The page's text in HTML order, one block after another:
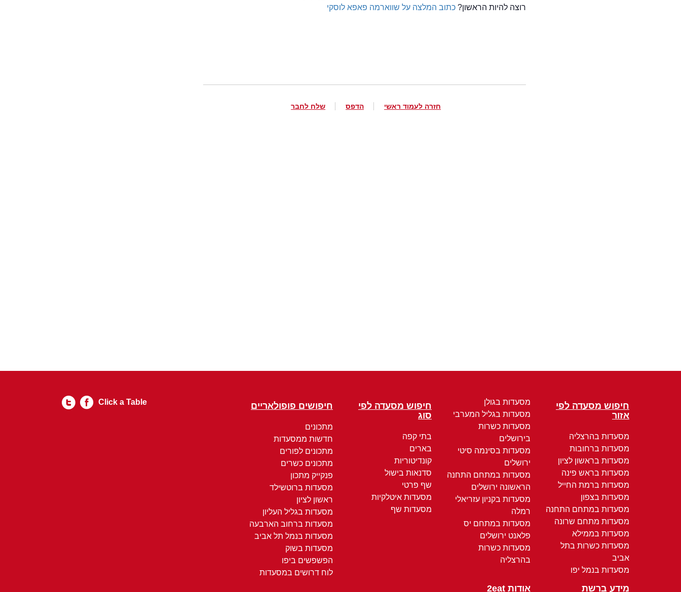
רוצה להיות הראשון?כתוב המלצה על שווארמה פאפא לוסקי
חזרה לעמוד ראשי הדפס שלח לחבר
חיפוש מסעדה לפי
אזור
מסעדות בהרצליה
מסעדות ברחובות
מסעדות בראשון לציון
מסעדות בראש פינה
מסעדות ברמת החייל
מסעדות בצפון
מסעדות במתחם התחנה
מסעדות מתחם שרונה
מסעדות בממילא
מסעדות כשרות בתל
אביב
מסעדות בנמל יפו
מסעדות בגולן
מסעדות בגליל המערבי
מסעדות כשרות
בירושלים
מסעדות בסינמה סיטי
ירושלים
מסעדות במתחם התחנה
הראשונה ירושלים
מסעדות בקניון עזריאלי
רמלה
מסעדות במתחם יס
פלאנט ירושלים
מסעדות כשרות
בהרצליה
חיפוש מסעדה לפי
סוג
בתי קפה
בארים
קונדיטוריות
סדנאות בישול
שף פרטי
מסעדות איטלקיות
מסעדות שף
חיפושים פופולאריים
מתכונים
חדשות ממסעדות
מתכונים לפורים
מתכונים כשרים
פנקייק מתכון
מסעדות ברוטשילד
ראשון לציון
מסעדות בגליל העליון
מסעדות ברחוב הארבעה
מסעדות בנמל תל אביב
מסעדות בשוק
הפשפשים ביפו
לוח דרושים במסעדות
מידע ברשת אודות 2eat
Click a Table